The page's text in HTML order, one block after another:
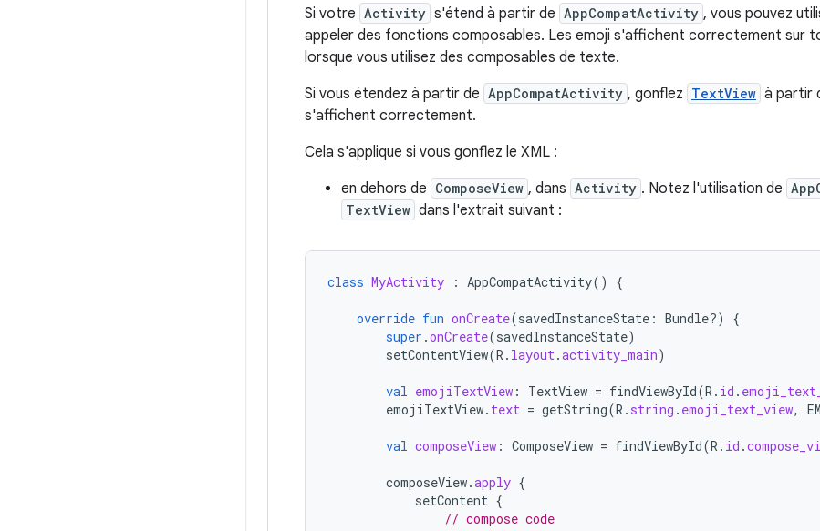
Si votre Activity s'étend à partir de AppCompatActivity , vous pouvez
appeler des fonctions composables. Les emoji s'affichent correctement sur
lorsque vous utilisez des composables de texte.
Si vous étendez à partir de AppCompatActivity , gonflez TextView à partir
s'affichent correctement.
Cela s'applique si vous gonflez le XML :
en dehors de ComposeView , dans Activity . Notez l'utilisation de
TextView dans l'extrait suivant :
class MyActivity : AppCompatActivity() {
override fun onCreate(savedInstanceState : Bundle?)
{
super .onCreate(savedInstanceState)
setContentView(R . layout.activity_main)
val emojiTextView : TextView = findViewById(R . id .
emojiTextView. text = getString(R . string . emoji_text_view,
val composeView : ComposeView = findViewById(R . id .
composeView.apply {
setContent {
// compose code